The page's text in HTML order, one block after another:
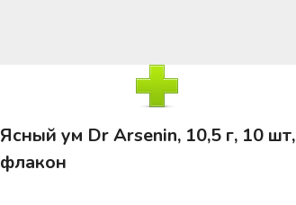
Ясный ум Dr Arsenin, 10,5 г, 10 шт,
флакон